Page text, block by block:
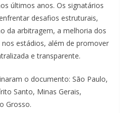
últimos anos. Os signatários
desafios estruturais,
da arbitragem, a melhoria dos
estádios, além de promover
e transparente.
o documento: São Paulo,
Santo, Minas Gerais,
Grosso.